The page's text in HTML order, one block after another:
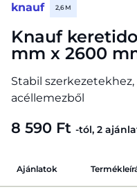
knauf 2,6 M
Knauf
mm x 2600
Stabil
acéllemezből
8 590 Ft -tól, 2
Ajánlatok